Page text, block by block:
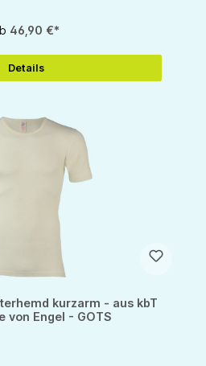
46,90 €*
Details
kurzarm - aus kbT
von Engel - GOTS